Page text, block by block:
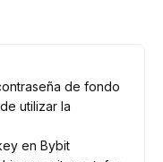
de fondo
utilizar la
en Bybit